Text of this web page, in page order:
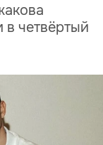
в четвёртый